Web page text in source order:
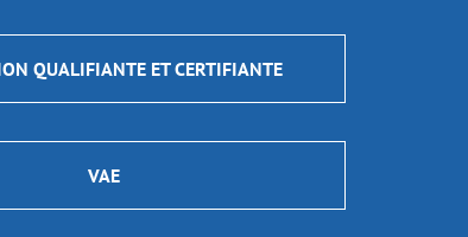
QUALIFIANTE ET CERTIFIANTE
VAE